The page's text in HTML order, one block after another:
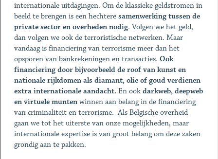
internationale uitdagingen. Om de klassieke geldstromen in
beeld te brengen is een hechtere samenwerking tussen de
private sector en overheden nodig. Volgen we het geld,
dan volgen we ook de terroristische netwerken. Maar
vandaag is financiering van terrorisme meer dan het
opsporen van bankrekeningen en transacties. Ook
financiering door bijvoorbeeld de roof van kunst en
nationale rijkdomen als diamant, olie of goud verdienen
extra internationale aandacht. En ook darkweb, deepweb
en virtuele muntenwinnen aan belang in de financiering
van criminaliteit en terrorisme. Als Belgische overheid
gaan we tot het uiterste van onze mogelijkheden, maar
internationale expertise is van groot belang om deze zaken
grondig aan te pakken.